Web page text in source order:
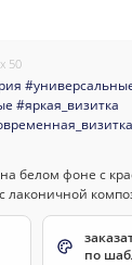
50
#яркая_визитка
по